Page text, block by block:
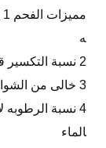
ه
2 نسبة التكسير قليله جدا وتكون نتيجة التحميل
3 خالى من الشوائب والاتربه
الماء